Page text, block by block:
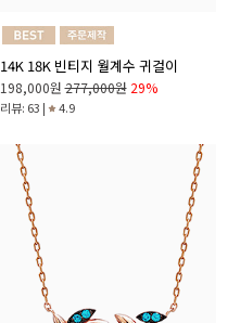
14K 18K 빈티지 월계수 귀걸이
198,000원 277,000원 29%
리뷰: 63 | 4.9